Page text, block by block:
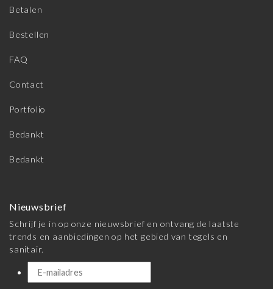
Betalen
Bestellen
FAQ
Contact
Portfolio
Bedankt
Bedankt
Nieuwsbrief
Schrijf je in op onze nieuwsbrief en ontvang de laatste
trends en aanbiedingen op het gebied van tegels en
sanitair.